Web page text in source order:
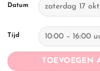
Datum
Tijd
TOEVOEGEN